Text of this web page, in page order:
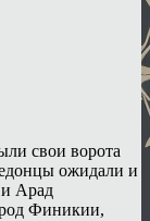
свои ворота
ожидали и
Арад
Финикии,